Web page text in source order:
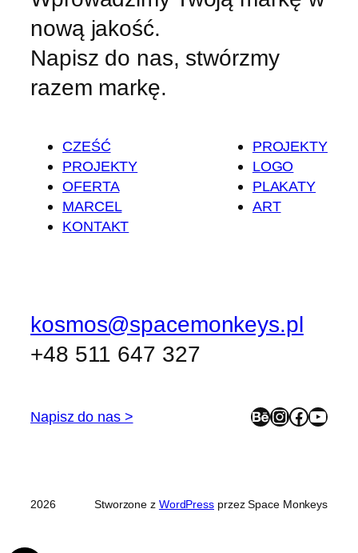
nową jakość.
Napisz do nas, stwórzmy
razem markę.
CZEŚĆ
PROJEKTY
OFERTA
MARCEL
KONTAKT
PROJEKTY
LOGO
PLAKATY
ART
kosmos@spacemonkeys.pl
+48 511 647 327
Napisz do nas > Behance InstagramFacebook YouTube
2026 Stworzone z WordPress przez Space Monkeys